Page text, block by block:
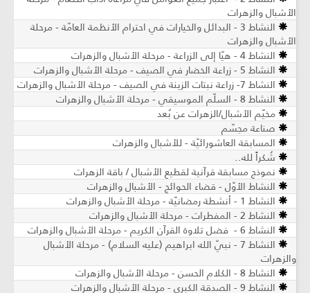
الأشبال والزهرات
النشاط 3 - البدائل والخيارات في احترام الأنظمة العامّة - مرحلة
الأشبال والزهرات
النشاط 4 - هيّا إلى الزراعة - مرحلة الأشبال والزهرات
النشاط 5 - زراعة الخضار في الصيف - مرحلة الأشبال والزهرات
النشاط 7- زراعة نبتات الزينة في الصيف - مرحلة الأشبال والزهرات
النشاط 8 - السلّم الموسيقي - مرحلة الأشبال والزهرات
مخيّم الأشبال/الزهرات عن بُعد
صناعة مجسّم
المسابقة العاشورائيّة - للأشبال والزهرات
شُكراً لله..
نموذج مسابقة قرآنية لقطيع الأشبال / باقة الزهرات
النشاط الأوّل - قضاء الحوائج - الأشبال والزهرات
النشاط 1 - أنشطة رمضانيّة - مرحلة الأشبال والزهرات
النشاط 2 - المفطرات - مرحلة الأشبال والزهرات
النشاط 6 - فضل تلاوة القرآن الكريم - مرحلة الأشبال والزهرات
النشاط 7 - نبيّ الله ابراهيم (عليه السلام) - مرحلة الأشبال
والزهرات
النشاط 8 - الكلام الحسن - مرحلة الأشبال والزهرات
النشاط 9 - الصدقة الكبرى - مرحلة الأشبال والزهرات